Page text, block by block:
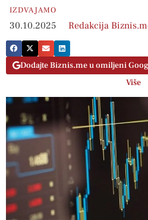
IZDVAJAMO
30.10.2025 Redakcija
Dodajte Biznis.me u omiljeni
Više